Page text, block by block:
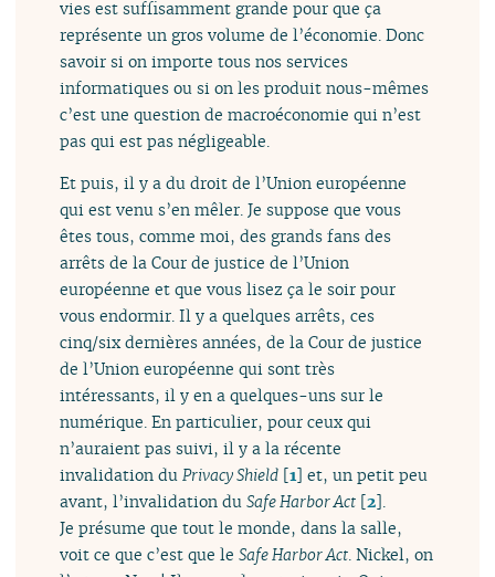
vies est suffisamment grande pour que ça
représente un gros volume de l’économie. Donc
savoir si on importe tous nos services
informatiques ou si on les produit nous-mêmes
c’est une question de macroéconomie qui n’est
pas qui est pas négligeable.
Et puis, il y a du droit de l’Union européenne
qui est venu s’en mêler. Je suppose que vous
êtes tous, comme moi, des grands fans des
arrêts de la Cour de justice de l’Union
européenne et que vous lisez ça le soir pour
vous endormir. Il y a quelques arrêts, ces
cinq/six dernières années, de la Cour de justice
de l’Union européenne qui sont très
intéressants, il y en a quelques-uns sur le
numérique. En particulier, pour ceux qui
n’auraient pas suivi, il y a la récente
invalidation duPrivacy Shield [1] et, un petit peu
avant, l’invalidation duSafe Harbor Act [2].
Je présume que tout le monde, dans la salle,
voit ce que c’est que leSafe Harbor Act. Nickel, on